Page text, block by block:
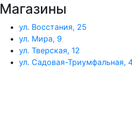
Магазины
ул. Восстания, 25
ул. Мира, 9
ул. Тверская, 12
ул. Садовая-Триумфальная,